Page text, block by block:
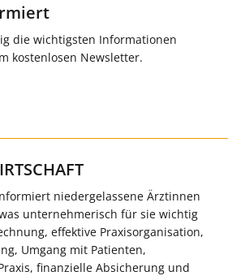
die wichtigsten Informationen
kostenlosen Newsletter.
informiert niedergelassene Ärztinnen
unternehmerisch für sie wichtig
effektive Praxisorganisation,
Umgang mit Patienten,
finanzielle Absicherung und